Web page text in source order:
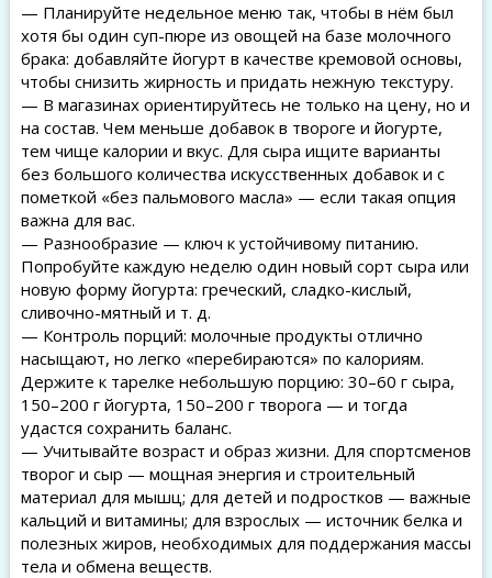
— Планируйте недельное меню так, чтобы в нём был
хотя бы один суп-пюре из овощей на базе молочного
брака: добавляйте йогурт в качестве кремовой основы,
чтобы снизить жирность и придать нежную текстуру.
— В магазинах ориентируйтесь не только на цену, но и
на состав. Чем меньше добавок в твороге и йогурте,
тем чище калории и вкус. Для сыра ищите варианты
без большого количества искусственных добавок и с
пометкой «без пальмового масла» — если такая опция
важна для вас.
— Разнообразие — ключ к устойчивому питанию.
Попробуйте каждую неделю один новый сорт сыра или
новую форму йогурта: греческий, сладко-кислый,
сливочно-мятный и т. д.
— Контроль порций: молочные продукты отлично
насыщают, но легко «перебираются» по калориям.
Держите к тарелке небольшую порцию: 30–60 г сыра,
150–200 г йогурта, 150–200 г творога — и тогда
удастся сохранить баланс.
— Учитывайте возраст и образ жизни. Для спортсменов
творог и сыр — мощная энергия и строительный
материал для мышц; для детей и подростков — важные
кальций и витамины; для взрослых — источник белка и
полезных жиров, необходимых для поддержания массы
тела и обмена веществ.